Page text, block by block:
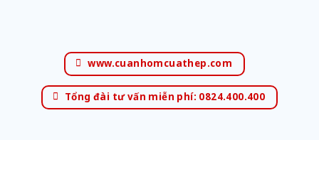
www.cuanhomcuathep.com
Tổng đài tư vấn miễn phí: 0824.400.400